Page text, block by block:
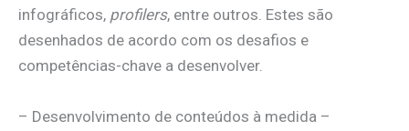
infográficos, profilers, entre outros. Estes são
desenhados de acordo com os desafios e
competências-chave a desenvolver.
– Desenvolvimento de conteúdos à medida –